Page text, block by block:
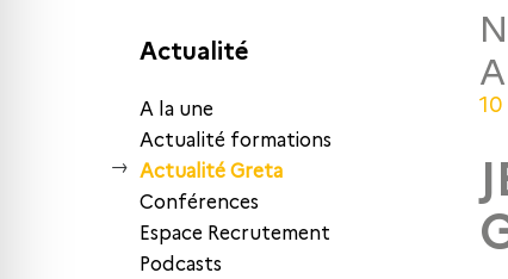
Actualité
A la une
Actualité formations
Actualité Greta
Conférences
Espace Recrutement
Podcasts